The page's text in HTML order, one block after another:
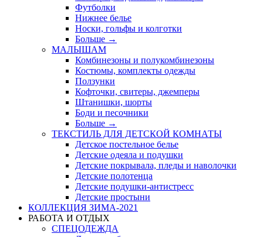
Футболки
Нижнее белье
Носки, гольфы и колготки
Больше →
МАЛЫШАМ
Комбинезоны и полукомбинезоны
Костюмы, комплекты одежды
Ползунки
Кофточки, свитеры, джемперы
Штанишки, шорты
Боди и песочники
Больше →
ТЕКСТИЛЬ ДЛЯ ДЕТСКОЙ КОМНАТЫ
Детское постельное белье
Детские одеяла и подушки
Детские покрывала, пледы и наволочки
Детские полотенца
Детские подушки-антистресс
Детские простыни
КОЛЛЕКЦИЯ ЗИМА-2021
РАБОТА И ОТДЫХ
СПЕЦОДЕЖДА